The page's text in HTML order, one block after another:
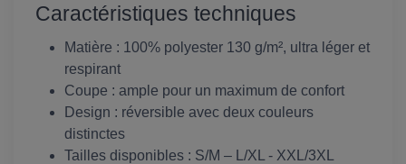
Caractéristiques techniques
Matière : 100% polyester 130 g/m², ultra léger et
respirant
Coupe : ample pour un maximum de confort
Design : réversible avec deux couleurs
distinctes
Tailles disponibles : S/M – L/XL - XXL/3XL